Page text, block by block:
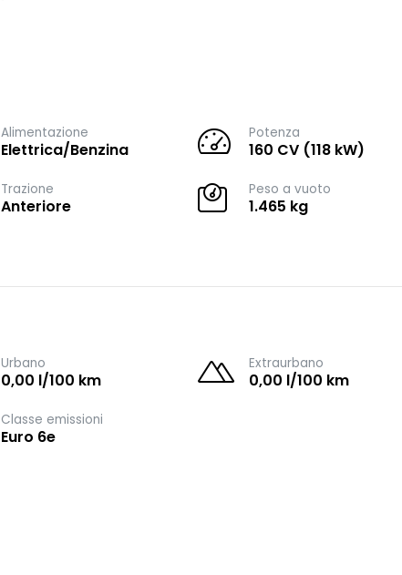
Alimentazione
Elettrica/Benzina
Potenza
160 CV (118 kW)
Trazione
Anteriore
Peso a vuoto
1.465 kg
Urbano
0,00 l/100 km
Extraurbano
0,00 l/100 km
Classe emissioni
Euro 6e